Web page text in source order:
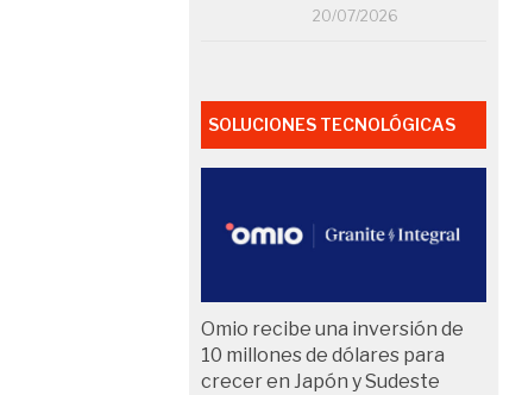
20/07/2026
SOLUCIONES TECNOLÓGICAS
Omio recibe una inversión de
10 millones de dólares para
crecer en Japón y Sudeste